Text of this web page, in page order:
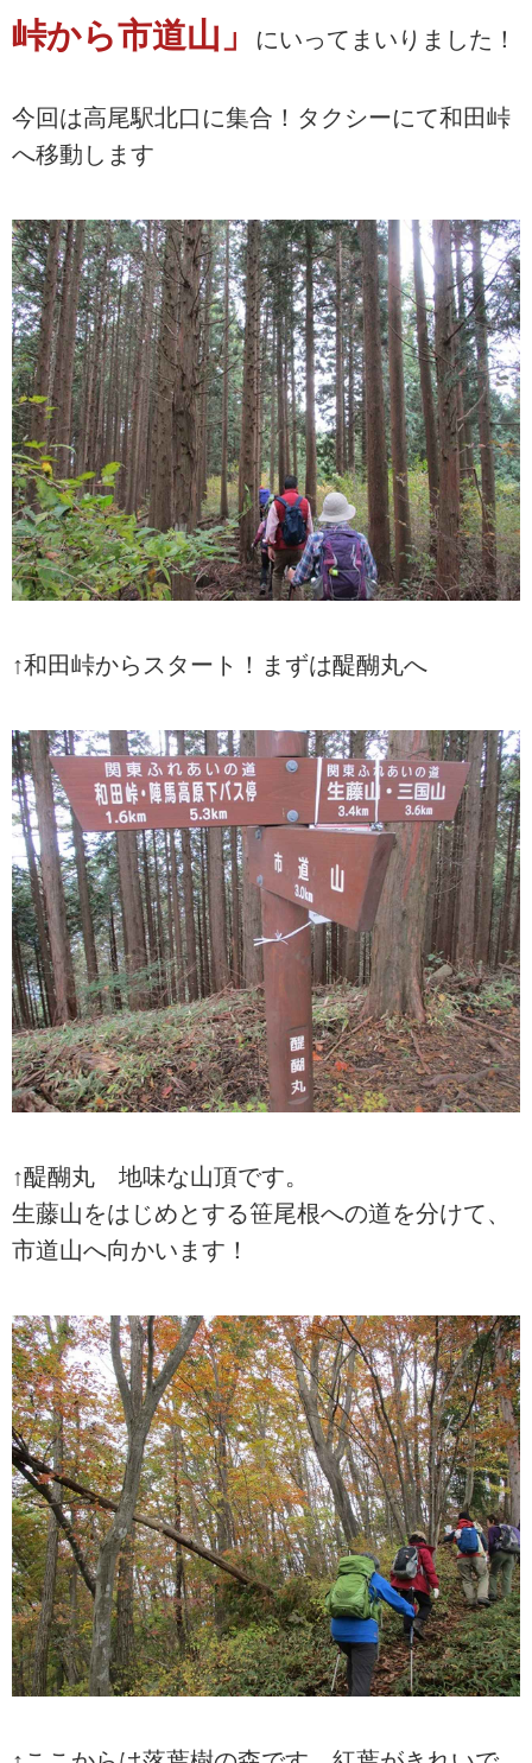
峠から市道山」
にいってまいりました！
今回は高尾駅北口に集合！タクシーにて和田峠
へ移動します
↑和田峠からスタート！まずは醍醐丸へ
↑醍醐丸 地味な山頂です。
生藤山をはじめとする笹尾根への道を分けて、
市道山へ向かいます！